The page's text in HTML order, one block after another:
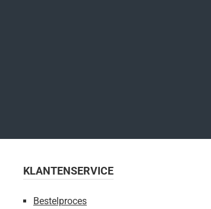
KLANTENSERVICE
Bestelproces